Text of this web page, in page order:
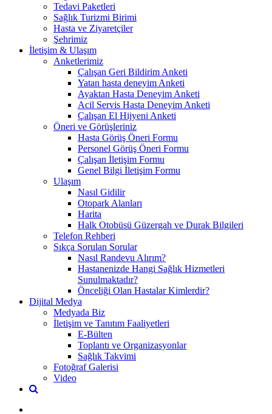
Tedavi Paketleri
Sağlık Turizmi Birimi
Hasta ve Ziyaretçiler
Şehrimiz
İletişim & Ulaşım
Anketlerimiz
Çalışan Geri Bildirim Anketi
Yatan hasta deneyim Anketi
Ayaktan Hasta Deneyim Anketi
Acil Servis Hasta Deneyim Anketi
Çalışan El Hijyeni Anketi
Öneri ve Görüşleriniz
Hasta Görüş Öneri Formu
Personel Görüş Öneri Formu
Çalışan İletişim Formu
Genel Bilgi İletişim Formu
Ulaşım
Nasıl Gidilir
Otopark Alanları
Harita
Halk Otobüsü Güzergah ve Durak Bilgileri
Telefon Rehberi
Sıkça Sorulan Sorular
Nasıl Randevu Alırım?
Hastanenizde Hangi Sağlık Hizmetleri
Sunulmaktadır?
Önceliği Olan Hastalar Kimlerdir?
Dijital Medya
Medyada Biz
İletişim ve Tanıtım Faaliyetleri
E-Bülten
Toplantı ve Organizasyonlar
Sağlık Takvimi
Fotoğraf Galerisi
Video